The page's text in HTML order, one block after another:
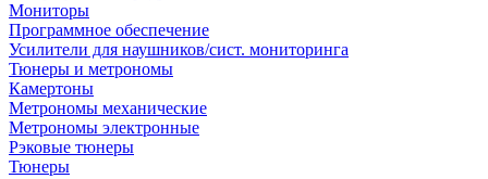
Мониторы
Программное обеспечение
Усилители для наушников/сист. мониторинга
Тюнеры и метрономы
Камертоны
Метрономы механические
Метрономы электронные
Рэковые тюнеры
Тюнеры